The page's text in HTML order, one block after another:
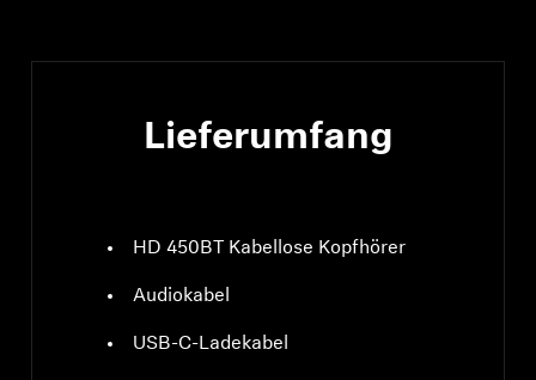
Lieferumfang
HD 450BT Kabellose Kopfhörer
Audiokabel
USB-C-Ladekabel